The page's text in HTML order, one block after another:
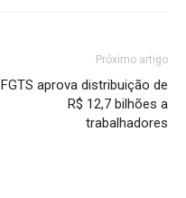
Próximo artigo
FGTS aprova distribuição de
R$ 12,7 bilhões a
trabalhadores